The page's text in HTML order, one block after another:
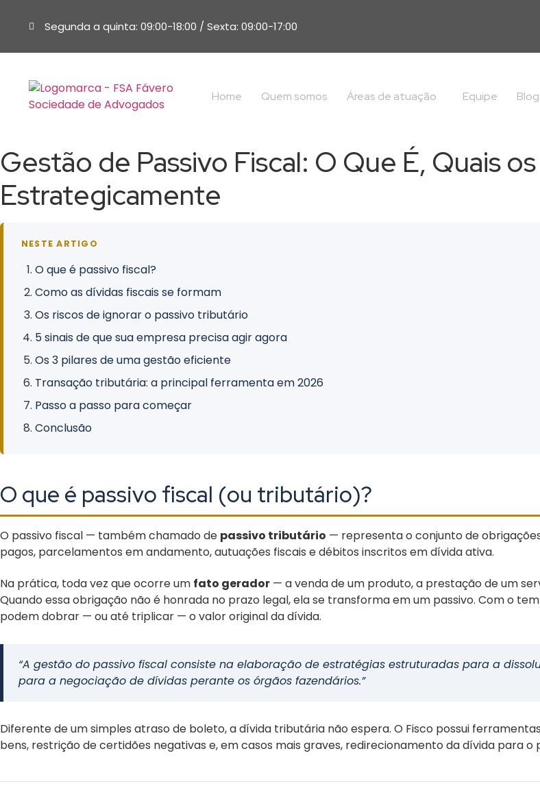
Segunda a quinta: 09:00-18:00 / Sexta: 09:00-17:00
Home Quem somos Áreas de atuação Equipe Blog
Gestão de Passivo Fiscal: O Que É, Quais
Estrategicamente
NESTE ARTIGO
O que é passivo fiscal?
Como as dívidas fiscais se formam
Os riscos de ignorar o passivo tributário
5 sinais de que sua empresa precisa agir agora
Os 3 pilares de uma gestão eficiente
Transação tributária: a principal ferramenta em 2026
Passo a passo para começar
Conclusão
O que é passivo fiscal (ou tributário)?
O passivo fiscal — também chamado de passivo tributário — representa o conjunto de
pagos, parcelamentos em andamento, autuações fiscais e débitos inscritos em dívida ativa.
Na prática, toda vez que ocorre um fato gerador — a venda de um produto, a prestação de um
Quando essa obrigação não é honrada no prazo legal, ela se transforma em um passivo. Com o
podem dobrar — ou até triplicar — o valor original da dívida.
“A gestão do passivo fiscal consiste na elaboração de estratégias estruturadas para a
para a negociação de dívidas perante os órgãos fazendários.”
Diferente de um simples atraso de boleto, a dívida tributária não espera. O Fisco possui
bens, restrição de certidões negativas e, em casos mais graves, redirecionamento da dívida para o